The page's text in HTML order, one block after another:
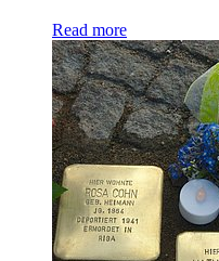
Read more